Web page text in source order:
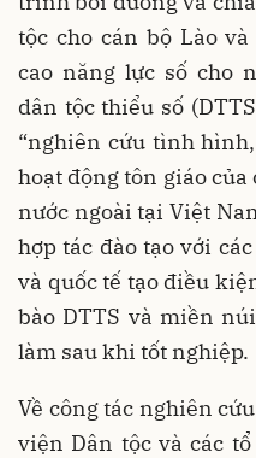
tộc cho cán bộ Lào
cao năng lực số cho
dân tộc thiểu số
“nghiên cứu tình
hoạt động tôn giáo
nước ngoài tại Việt
hợp tác đào tạo với
và quốc tế tạo điều
bào DTTS và miền
làm sau khi tốt nghiệp.
Về công tác nghiên
viện Dân tộc và các